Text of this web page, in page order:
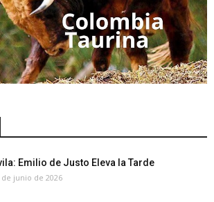
Emilio de Justo Eleva la Tarde
de junio de 2026